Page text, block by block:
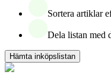
Sortera artiklar
Dela listan med
Hämta inköpslistan